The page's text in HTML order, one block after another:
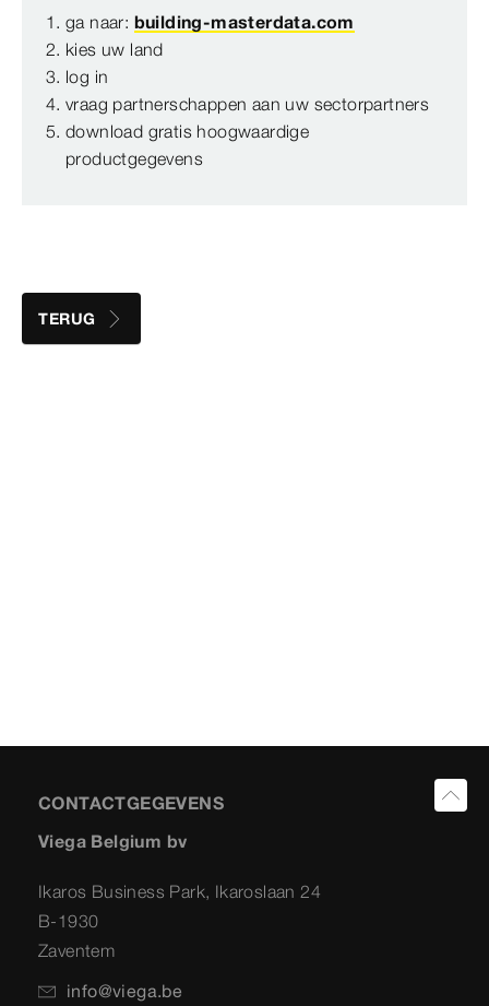
ga naar: building-masterdata.com
kies uw land
log in
vraag partnerschappen aan uw sectorpartners
download gratis hoogwaardige
productgegevens
TERUG
CONTACTGEGEVENS
Viega Belgium bv
Ikaros Business Park, Ikaroslaan 24
B-1930
Zaventem
info@viega.be